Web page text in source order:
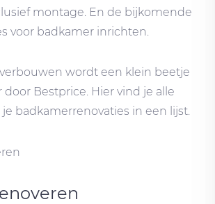
montage. En de bijkomende
voor badkamer inrichten.
wordt een klein beetje
Bestprice. Hier vind je alle
badkamerrenovaties in een lijst.